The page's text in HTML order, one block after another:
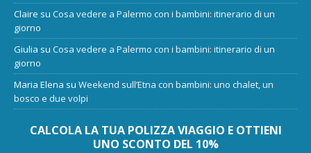
Claire su Cosa vedere a Palermo con i bambini: itinerario di un
giorno
Giulia su Cosa vedere a Palermo con i bambini: itinerario di un
giorno
Maria Elena su Weekend sull’Etna con bambini: uno chalet, un
bosco e due volpi
CALCOLA LA TUA POLIZZA VIAGGIO E OTTIENI
UNO SCONTO DEL 10%